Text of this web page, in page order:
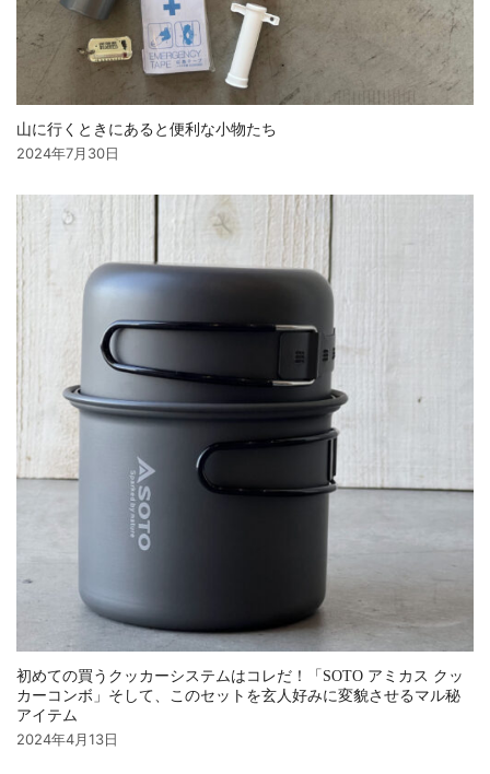
山に行くときにあると便利な小物たち
2024年7月30日
初めての買うクッカーシステムはコレだ！「SOTO アミカス クッ
カーコンボ」そして、このセットを玄人好みに変貌させるマル秘
アイテム
2024年4月13日